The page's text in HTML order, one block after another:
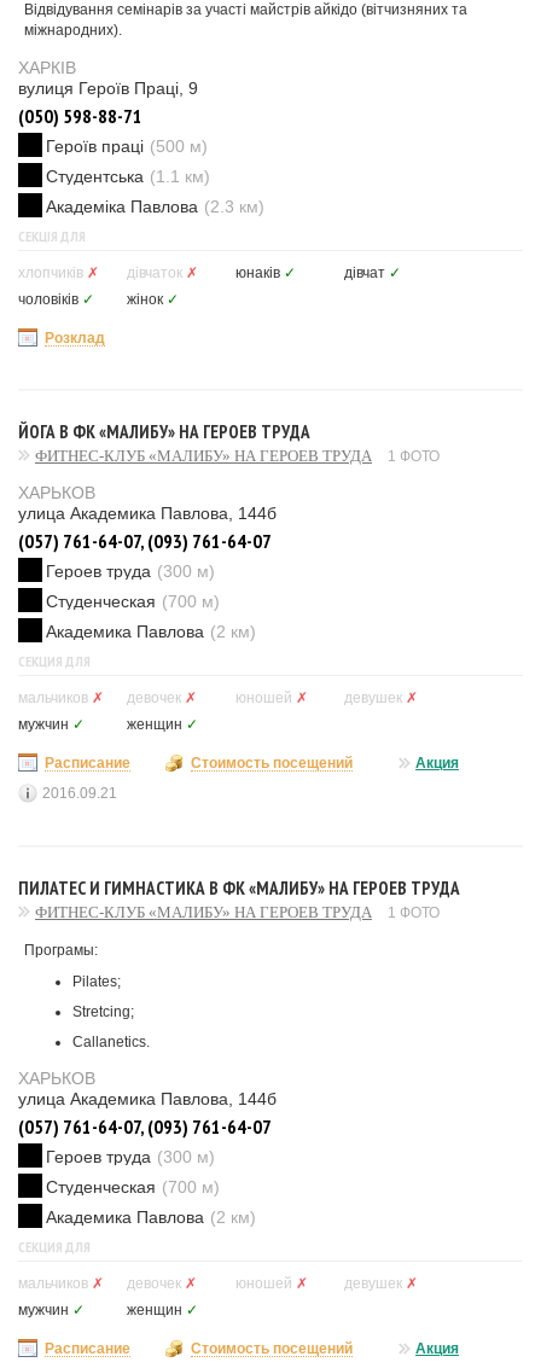
Відвідування семінарів за участі майстрів айкідо (вітчизняних та
міжнародних).
ХАРКІВ
вулиця Героїв Праці, 9
(050) 598-88-71
Героїв праці (500 м)
Студентська (1.1 км)
Академіка Павлова (2.3 км)
СЕКЦІЯ ДЛЯ
хлопчиків ✗ дівчаток ✗ юнаків ✓ дівчат ✓
чоловіків ✓ жінок ✓
Розклад
ЙОГА В ФК «МАЛИБУ» НА ГЕРОЕВ ТРУДА
ФИТНЕС-КЛУБ «МАЛИБУ» НА ГЕРОЕВ ТРУДА 1 ФОТО
ХАРЬКОВ
улица Академика Павлова, 144б
(057) 761-64-07, (093) 761-64-07
Героев труда (300 м)
Студенческая (700 м)
Академика Павлова (2 км)
СЕКЦИЯ ДЛЯ
мальчиков ✗ девочек ✗ юношей ✗ девушек ✗
мужчин ✓ женщин ✓
Расписание Стоимость посещений
Акция
2016.09.21
ПИЛАТЕС И ГИМНАСТИКА В ФК «МАЛИБУ» НА ГЕРОЕВ ТРУДА
ФИТНЕС-КЛУБ «МАЛИБУ» НА ГЕРОЕВ ТРУДА 1 ФОТО
Програмы:
Pilates;
Stretcing;
Callanetics.
ХАРЬКОВ
улица Академика Павлова, 144б
(057) 761-64-07, (093) 761-64-07
Героев труда (300 м)
Студенческая (700 м)
Академика Павлова (2 км)
СЕКЦИЯ ДЛЯ
мальчиков ✗ девочек ✗ юношей ✗ девушек ✗
мужчин ✓ женщин ✓
Расписание Стоимость посещений
Акция